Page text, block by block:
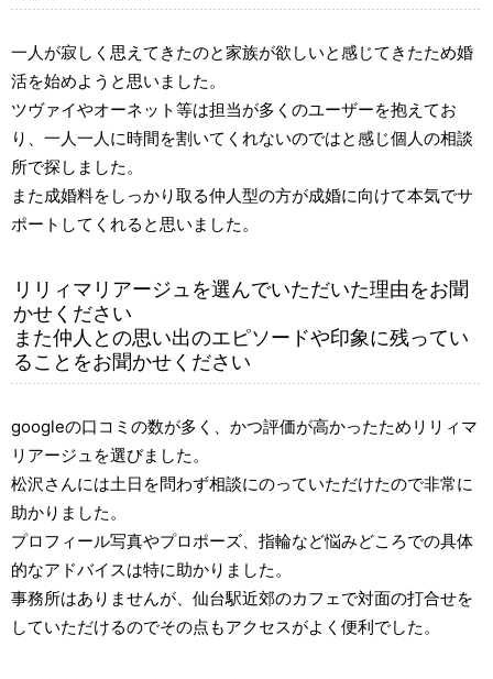
一人が寂しく思えてきたのと家族が欲しいと感じてきたため婚
活を始めようと思いました。
ツヴァイやオーネット等は担当が多くのユーザーを抱えてお
り、一人一人に時間を割いてくれないのではと感じ個人の相談
所で探しました。
また成婚料をしっかり取る仲人型の方が成婚に向けて本気でサ
ポートしてくれると思いました。
リリィマリアージュを選んでいただいた理由をお聞
かせください
また仲人との思い出のエピソードや印象に残ってい
ることをお聞かせください
googleの口コミの数が多く、かつ評価が高かったためリリィマ
リアージュを選びました。
松沢さんには土日を問わず相談にのっていただけたので非常に
助かりました。
プロフィール写真やプロポーズ、指輪など悩みどころでの具体
的なアドバイスは特に助かりました。
事務所はありませんが、仙台駅近郊のカフェで対面の打合せを
していただけるのでその点もアクセスがよく便利でした。